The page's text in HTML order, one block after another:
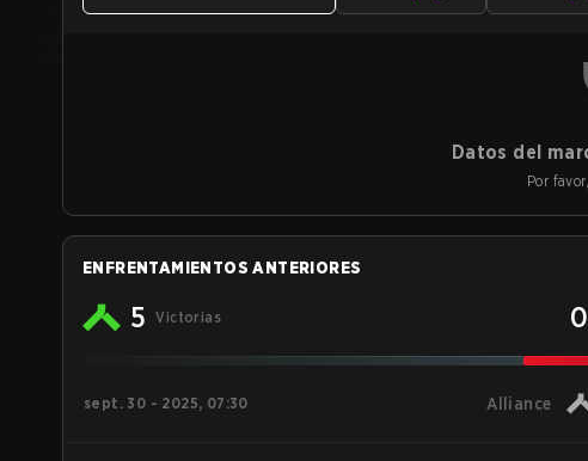
Datos del
Por
ENFRENTAMIENTOS ANTERIORES
5 Victorias 0
sept. 30 - 2025, 07:30 Alliance